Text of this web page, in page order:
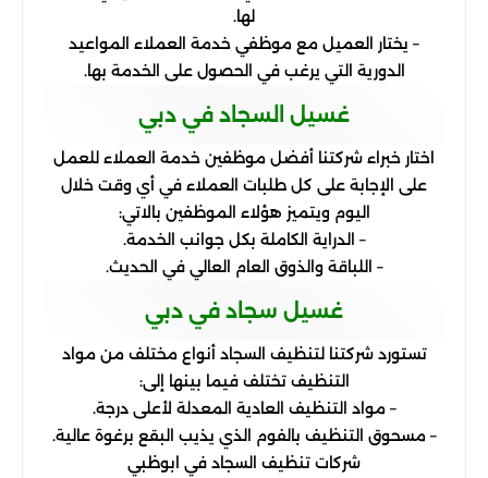
لها.
– يختار العميل مع موظفي خدمة العملاء المواعيد
الدورية التي يرغب في الحصول على الخدمة بها.
غسيل السجاد في دبي
اختار خبراء شركتنا أفضل موظفين خدمة العملاء للعمل
على الإجابة على كل طلبات العملاء في أي وقت خلال
اليوم ويتميز هؤلاء الموظفين بالاتي:
– الدراية الكاملة بكل جوانب الخدمة.
– اللباقة والذوق العام العالي في الحديث.
غسيل سجاد في دبي
تستورد شركتنا لتنظيف السجاد أنواع مختلف من مواد
التنظيف تختلف فيما بينها إلى:
– مواد التنظيف العادية المعدلة لأعلى درجة.
– مسحوق التنظيف بالفوم الذي يذيب البقع برغوة عالية.
شركات تنظيف السجاد في ابوظبي